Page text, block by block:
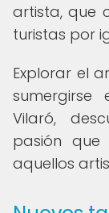
artista, que
turistas por
Explorar el
Vilaró,
pasión
aquellos